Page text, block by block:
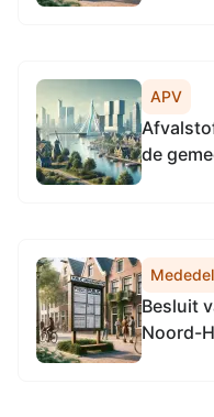
APV
de
Besluit
Noord-